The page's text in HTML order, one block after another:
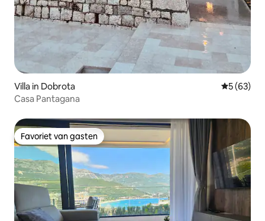
Villa in Dobrota
5 (63)
Casa Pantagana
Favoriet van gasten
Favoriet van gasten